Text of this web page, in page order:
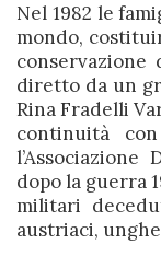
Nel 1982 le
mondo,
diretto da un
Rina Fradelli
continuità
dopo la guerra
militari
austriaci,